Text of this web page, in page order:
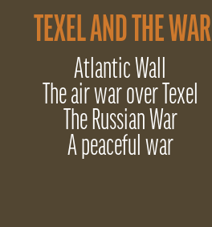
TEXEL AND THE WAR
Atlantic Wall
The air war over Texel
The Russian War
A peaceful war